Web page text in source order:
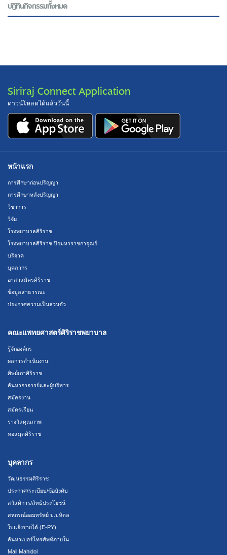
ปฎิทินกิจกรรมทั้งหมด
Siriraj Connect Application
ดาวน์โหลดได้แล้ววันนี้
หน้าแรก
การศึกษาก่อนปริญญา
การศึกษาหลังปริญญา
วิชาการ
วิจัย
โรงพยาบาลศิริราช
โรงพยาบาลศิริราช ปิยมหาราชการุณย์
บริจาค
บุคลากร
อาสาสมัครศิริราช
ข้อมูลสาธารณะ
ประกาศความเป็นส่วนตัว
คณะแพทยศาสตร์ศิริราชพยาบาล
รู้จักองค์กร
ผลการดำเนินงาน
ศิษย์เก่าศิริราช
ค้นหาอาจารย์และผู้บริหาร
สมัครงาน
สมัครเรียน
รางวัลคุณภาพ
หอสมุดศิริราช
บุคลากร
วัฒนธรรมศิริราช
ประกาศ/ระเบียบ/ข้อบังคับ
สวัสดิการ/สิทธิประโยชน์
สหกรณ์ออมทรัพย์ ม.มหิดล
ใบแจ้งรายได้ (E-PY)
ค้นหาเบอร์โทรศัพท์ภายใน
Mail Mahidol